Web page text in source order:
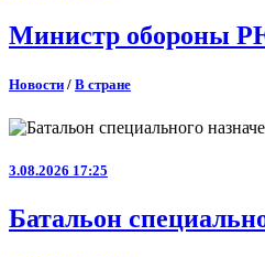
Министр обороны
Новости / В стране
3.08.2026 17:25
Батальон